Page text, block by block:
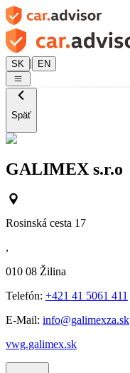
SK | EN
Späť
GALIMEX s.r.o
Rosinská cesta 17
,
010 08 Žilina
Telefón: +421 41 5061 411
E-Mail: info@galimexza.sk
vwg.galimex.sk